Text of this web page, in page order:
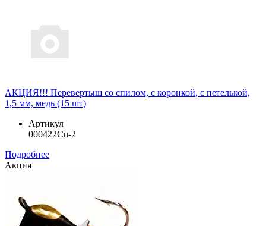
АКЦИЯ!!! Перевертыш со спилом, с коронкой, с петелькой,
1,5 мм, медь (15 шт)
Артикул
000422Cu-2
Подробнее
Акция